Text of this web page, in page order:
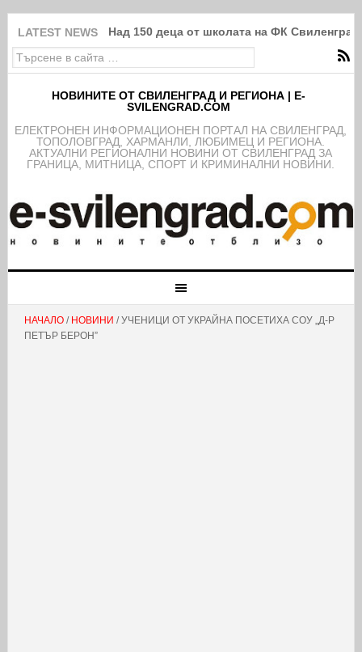
LATEST NEWS Над 150 деца от школата на ФК
НОВИНИТЕ ОТ СВИЛЕНГРАД И РЕГИОНА | E-
SVILENGRAD.COM
EЛЕКТРОНЕН ИНФОРМАЦИОНЕН ПОРТАЛ НА СВИЛЕНГРАД,
ТОПОЛОВГРАД, ХАРМАНЛИ, ЛЮБИМЕЦ И РЕГИОНА.
АКТУАЛНИ РЕГИОНАЛНИ НОВИНИ ОТ СВИЛЕНГРАД ЗА
ГРАНИЦА, МИТНИЦА, СПОРТ И КРИМИНАЛНИ НОВИНИ.
НАЧАЛО/ НОВИНИ / УЧЕНИЦИ ОТ УКРАЙНА ПОСЕТИХА СОУ „Д-Р
ПЕТЪР БЕРОН”